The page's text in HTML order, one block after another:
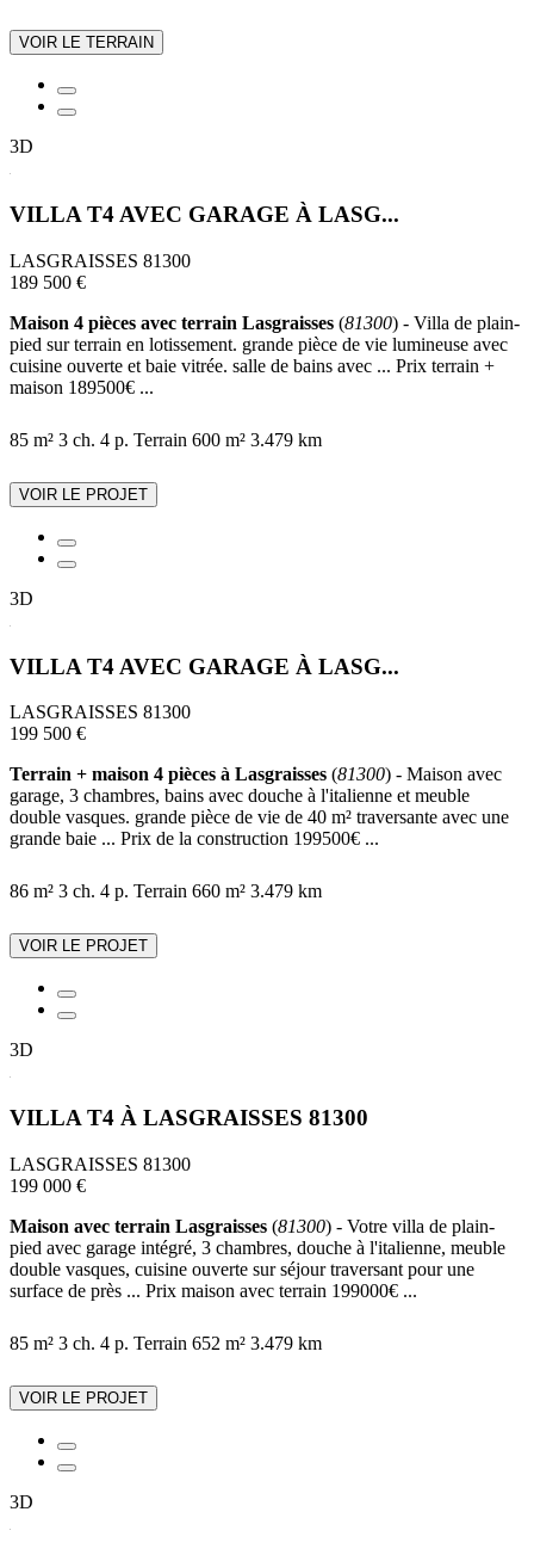
VOIR LE TERRAIN
3D
VILLA T4 AVEC GARAGE À LASG...
LASGRAISSES 81300
189 500 €
Maison 4 pièces avec terrain Lasgraisses (81300) - Villa de plain-
pied sur terrain en lotissement. grande pièce de vie lumineuse avec
cuisine ouverte et baie vitrée. salle de bains avec ... Prix terrain +
maison 189500€ ...
85 m² 3 ch. 4 p. Terrain 600 m² 3.479 km
VOIR LE PROJET
3D
VILLA T4 AVEC GARAGE À LASG...
LASGRAISSES 81300
199 500 €
Terrain + maison 4 pièces à Lasgraisses (81300) - Maison avec
garage, 3 chambres, bains avec douche à l'italienne et meuble
double vasques. grande pièce de vie de 40 m² traversante avec une
grande baie ... Prix de la construction 199500€ ...
86 m² 3 ch. 4 p. Terrain 660 m² 3.479 km
VOIR LE PROJET
3D
VILLA T4 À LASGRAISSES 81300
LASGRAISSES 81300
199 000 €
Maison avec terrain Lasgraisses (81300) - Votre villa de plain-
pied avec garage intégré, 3 chambres, douche à l'italienne, meuble
double vasques, cuisine ouverte sur séjour traversant pour une
surface de près ... Prix maison avec terrain 199000€ ...
85 m² 3 ch. 4 p. Terrain 652 m² 3.479 km
VOIR LE PROJET
3D